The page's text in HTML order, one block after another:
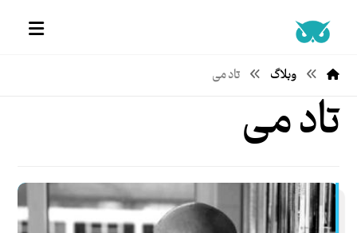
وبلاگ تاد می
تاد می